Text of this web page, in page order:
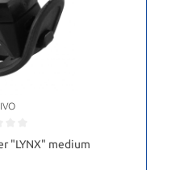
"LYNX" medium